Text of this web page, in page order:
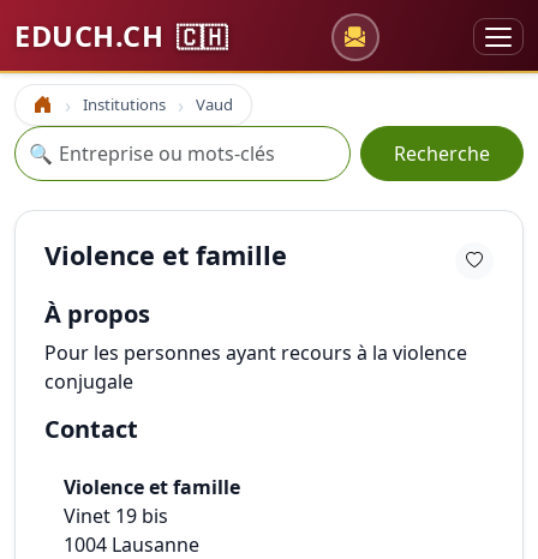
EDUCH.CH 🇨🇭
Accueil Institutions Vaud
Recherche
🔍 Recherche
Violence et famille
À propos
Pour les personnes ayant recours à la violence
conjugale
Contact
Violence et famille
Vinet 19 bis
1004 Lausanne